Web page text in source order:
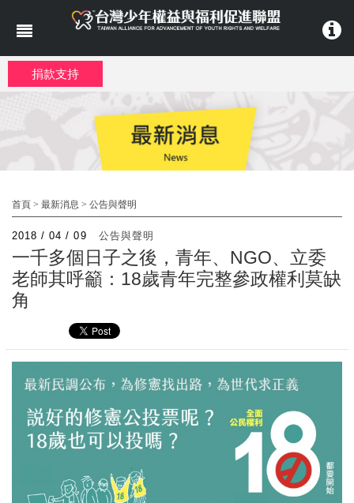
捐款支持
首頁 > 最新消息 > 公告與聲明
2018 / 04 / 09 公告與聲明
一千多個日子之後，青年、NGO、立委
老師其呼籲：18歲青年完整參政權利莫缺
角